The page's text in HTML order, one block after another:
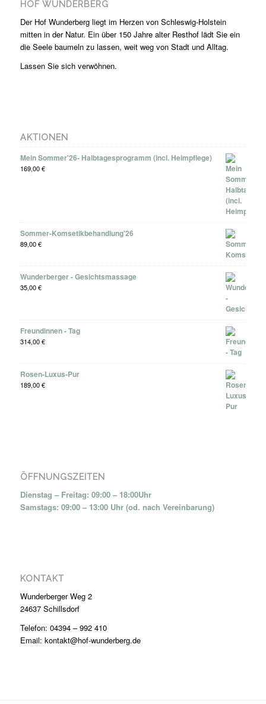
HOF WUNDERBERG
Der Hof Wunderberg liegt im Herzen von Schleswig-Holstein
mitten in der Natur. Ein über 150 Jahre alter Resthof lädt Sie ein
die Seele baumeln zu lassen, weit weg von Stadt und Alltag.
Lassen Sie sich verwöhnen.
AKTIONEN
Mein Sommer'26- Halbtagesprogramm (incl. Heimpflege)
169,00€
Sommer-Komsetikbehandlung'26
89,00€
Wunderberger - Gesichtsmassage
35,00€
Freundinnen - Tag
314,00€
Rosen-Luxus-Pur
189,00€
ÖFFNUNGSZEITEN
Dienstag – Freitag: 09:00 – 18:00Uhr
Samstags: 09:00 – 13:00 Uhr (od. nach Vereinbarung)
KONTAKT
Wunderberger Weg 2
24637 Schillsdorf
Telefon: 04394 – 992 410
Email: kontakt@hof-wunderberg.de